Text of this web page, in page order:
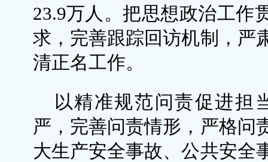
23.9万人。把思想政治工作
求，完善跟踪回访机制，严
清正名工作。
以精准规范问责促进担
严，完善问责情形，严格问
大生产安全事故、公共安全